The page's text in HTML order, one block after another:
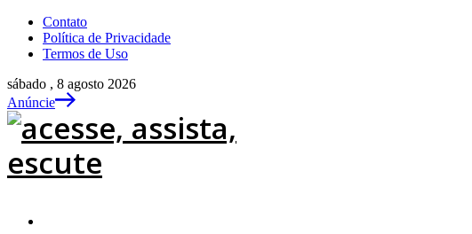
Contato
Política de Privacidade
Termos de Uso
sábado , 8 agosto 2026
Anúncie